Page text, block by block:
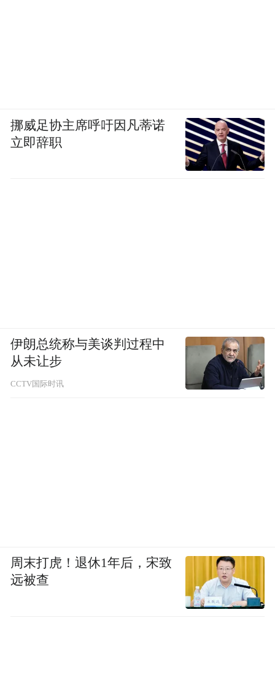
挪威足协主席呼吁因凡蒂诺
立即辞职
伊朗总统称与美谈判过程中
从未让步
CCTV国际时讯
周末打虎！退休1年后，宋致
远被查